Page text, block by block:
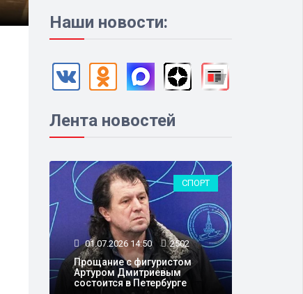
Наши новости:
Лента новостей
СПОРТ
01.07.2026 14:50 2502
Прощание с фигуристом
Артуром Дмитриевым
состоится в Петербурге